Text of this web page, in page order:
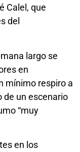
Calel, que
del
largo se
en
mínimo respiro a
de un escenario
“muy
en los